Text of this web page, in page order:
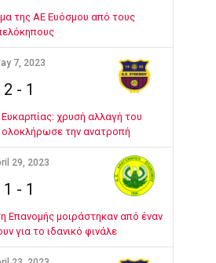
της ΑΕ Ευόσμου από τους
7, 2023
2 - 1
χρυσή αλλαγή του
την ανατροπή
29, 2023
1 - 1
Επανομής μοιράστηκαν από έναν
για το ιδανικό φινάλε